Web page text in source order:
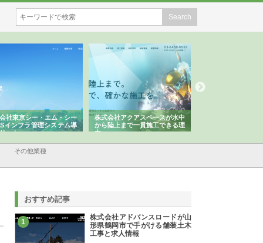
株式会社アクアスペースが水中
から陸上まで一貫施工できる理
由
株式会社地盤調査事務所が選ば
れ続ける理由と建設コンサルの
強み
その他業種
おすすめ記事
1
株式会社アドバンスロードが山
形県鶴岡市で手がける舗装土木
工事と求人情報